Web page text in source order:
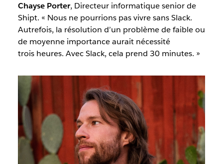
Chayse Porter, Directeur informatique senior de
Shipt. « Nous ne pourrions pas vivre sans Slack.
Autrefois, la résolution d’un problème de faible ou
de moyenne importance aurait nécessité
trois heures. Avec Slack, cela prend 30 minutes. »